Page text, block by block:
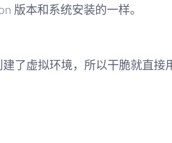
版本和系统安装的一样。
了虚拟环境，所以干脆就直接